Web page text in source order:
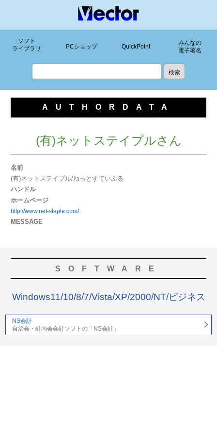
ソフト
ライブラリ
PCショップ QuickPoint
みんなの
電子署名
AUTHORDATA
(有)ネットステイプルさん
名前
(有)ネットステイプル/ねっとすていぷる
ハンドル
ホームページ
http://www.net-staple.com/
MESSAGE
SOFTWARE
Windows11/10/8/7/Vista/XP/2000/NT/ビジネス
NS会計
自治会・町内会会計ソフトの「NS会計」